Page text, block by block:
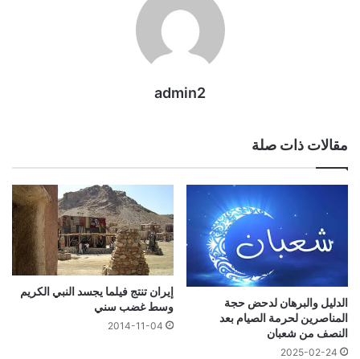
admin2
مقالات ذات صلة
الدليل والبرهان لدحض حجة
المناصرين لحرمة الصيام بعد
النصف من شعبان
2025-02-24
إيران تنتج فيلما يجسد النبي الكريم
وسط غضب سني
2014-11-04